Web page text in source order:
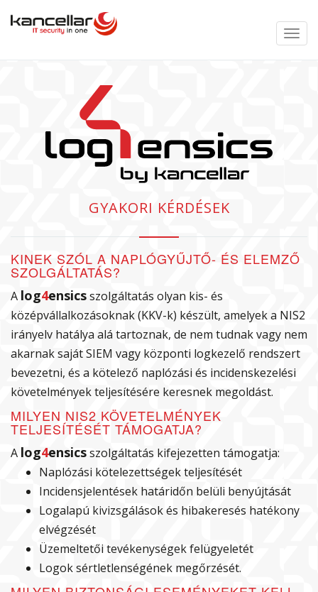
menu
GYAKORI KÉRDÉSEK
KINEK SZÓL A NAPLÓGYŰJTŐ- ÉS ELEMZŐ
SZOLGÁLTATÁS?
A log4ensicsszolgáltatás olyan kis- és
középvállalkozásoknak (KKV-k) készült, amelyek a NIS2
irányelv hatálya alá tartoznak, de nem tudnak vagy nem
akarnak saját SIEM vagy központi logkezelő rendszert
bevezetni, és a kötelező naplózási és incidenskezelési
követelmények teljesítésére keresnek megoldást.
MILYEN NIS2 KÖVETELMÉNYEK
TELJESÍTÉSÉT TÁMOGATJA?
A log4ensicsszolgáltatás kifejezetten támogatja:
Naplózási kötelezettségek teljesítését
Incidensjelentések határidőn belüli benyújtását
Logalapú kivizsgálások és hibakeresés hatékony
elvégzését
Üzemeltetői tevékenységek felügyeletét
Logok sértletlenségének megőrzését.